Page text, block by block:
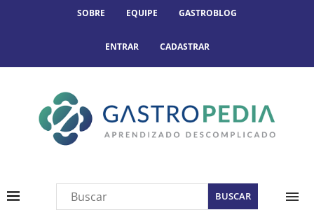
SOBRE EQUIPE GASTROBLOG
ENTRAR CADASTRAR